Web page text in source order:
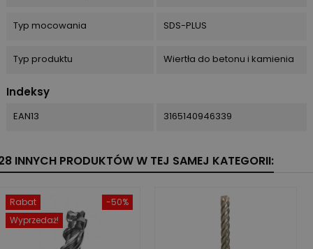
Typ mocowania SDS-PLUS
Typ produktu Wiertła do betonu i kamienia
Indeksy
EAN13 3165140946339
INNYCH PRODUKTÓW W TEJ SAMEJ KATEGORII:
-50%
Rabat
Wyprzedaż!